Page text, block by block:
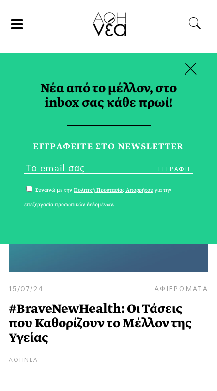
ELCULTURE TAG
15/07/24 ΑΦΙΕΡΩΜΑΤΑ
#BraveNewHealth: Οι Τάσεις
που Καθορίζουν το Μέλλον της
Υγείας
ΑΘΗΝΕΑ
Νέα από το μέλλον, στο
inbox σας κάθε πρωί!
ΕΓΓPΑΦΕΙΤΕ ΣΤΟ NEWSLETTER
Συναινώ με την Πολιτική Προστασίας Απορρήτου για την
επεξεργασία προσωπικών δεδομένων.
×